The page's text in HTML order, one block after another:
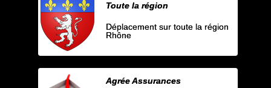
Toute la région
Déplacement sur toute la région
Rhône
Agrée Assurances